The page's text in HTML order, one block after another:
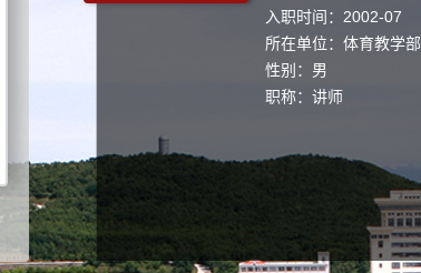
入职时间：2002-07
所在单位：体育教学部
性别：男
职称：讲师